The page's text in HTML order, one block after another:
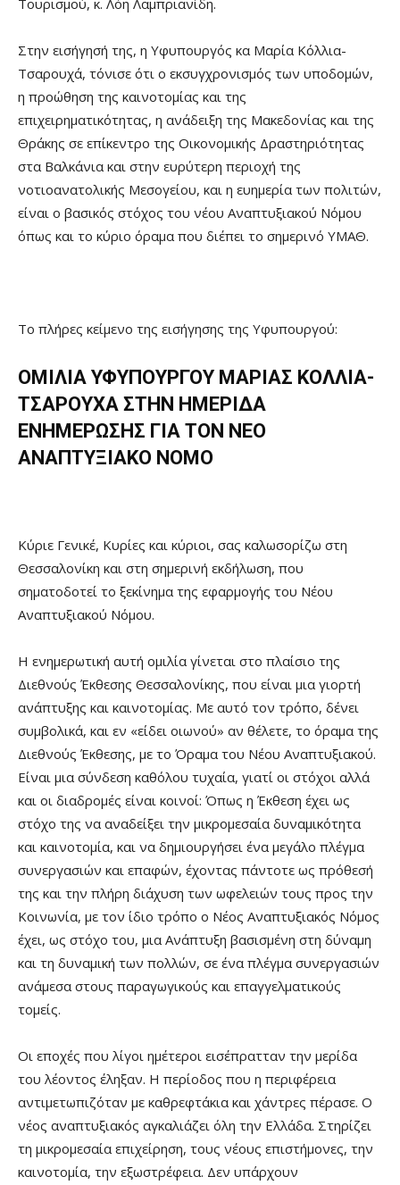
Τουρισμού, κ. Λόη Λαμπριανίδη.
Στην εισήγησή της, η Υφυπουργός κα Μαρία Κόλλια-
Τσαρουχά, τόνισε ότι ο εκσυγχρονισμός των υποδομών,
η προώθηση της καινοτομίας και της
επιχειρηματικότητας, η ανάδειξη της Μακεδονίας και της
Θράκης σε επίκεντρο της Οικονομικής Δραστηριότητας
στα Βαλκάνια και στην ευρύτερη περιοχή της
νοτιοανατολικής Μεσογείου, και η ευημερία των πολιτών,
είναι ο βασικός στόχος του νέου Αναπτυξιακού Νόμου
όπως και το κύριο όραμα που διέπει το σημερινό ΥΜΑΘ.
Το πλήρες κείμενο της εισήγησης της Υφυπουργού:
ΟΜΙΛΙΑ ΥΦΥΠΟΥΡΓΟΥ ΜΑΡΙΑΣ ΚΟΛΛΙΑ-
ΤΣΑΡΟΥΧΑ ΣΤΗΝ ΗΜΕΡΙΔΑ
ΕΝΗΜΕΡΩΣΗΣ ΓΙΑ ΤΟΝ ΝΕΟ
ΑΝΑΠΤΥΞΙΑΚΟ ΝΟΜΟ
Κύριε Γενικέ, Κυρίες και κύριοι, σας καλωσορίζω στη
Θεσσαλονίκη και στη σημερινή εκδήλωση, που
σηματοδοτεί το ξεκίνημα της εφαρμογής του Νέου
Αναπτυξιακού Νόμου.
Η ενημερωτική αυτή ομιλία γίνεται στο πλαίσιο της
Διεθνούς Έκθεσης Θεσσαλονίκης, που είναι μια γιορτή
ανάπτυξης και καινοτομίας. Με αυτό τον τρόπο, δένει
συμβολικά, και εν «είδει οιωνού» αν θέλετε, το όραμα της
Διεθνούς Έκθεσης, με το Όραμα του Νέου Αναπτυξιακού.
Είναι μια σύνδεση καθόλου τυχαία, γιατί οι στόχοι αλλά
και οι διαδρομές είναι κοινοί: Όπως η Έκθεση έχει ως
στόχο της να αναδείξει την μικρομεσαία δυναμικότητα
και καινοτομία, και να δημιουργήσει ένα μεγάλο πλέγμα
συνεργασιών και επαφών, έχοντας πάντοτε ως πρόθεσή
της και την πλήρη διάχυση των ωφελειών τους προς την
Κοινωνία, με τον ίδιο τρόπο ο Νέος Αναπτυξιακός Νόμος
έχει, ως στόχο του, μια Ανάπτυξη βασισμένη στη δύναμη
και τη δυναμική των πολλών, σε ένα πλέγμα συνεργασιών
ανάμεσα στους παραγωγικούς και επαγγελματικούς
τομείς.
Οι εποχές που λίγοι ημέτεροι εισέπρατταν την μερίδα
του λέοντος έληξαν. Η περίοδος που η περιφέρεια
αντιμετωπιζόταν με καθρεφτάκια και χάντρες πέρασε. Ο
νέος αναπτυξιακός αγκαλιάζει όλη την Ελλάδα. Στηρίζει
τη μικρομεσαία επιχείρηση, τους νέους επιστήμονες, την
καινοτομία, την εξωστρέφεια. Δεν υπάρχουν